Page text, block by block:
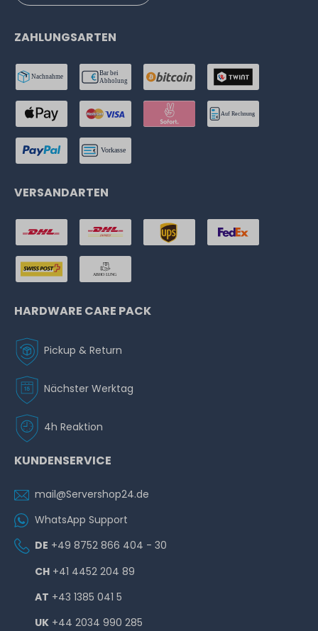
ZAHLUNGSARTEN
VERSANDARTEN
HARDWARE CARE PACK
Pickup & Return
Nächster Werktag
4h Reaktion
KUNDENSERVICE
mail@Servershop24.de
WhatsApp Support
DE +49 8752 866 404 - 30
CH +41 4452 204 89
AT +43 1385 041 5
UK +44 2034 990 285